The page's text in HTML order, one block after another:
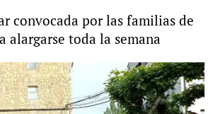
convocada por las familias de
alargarse toda la semana